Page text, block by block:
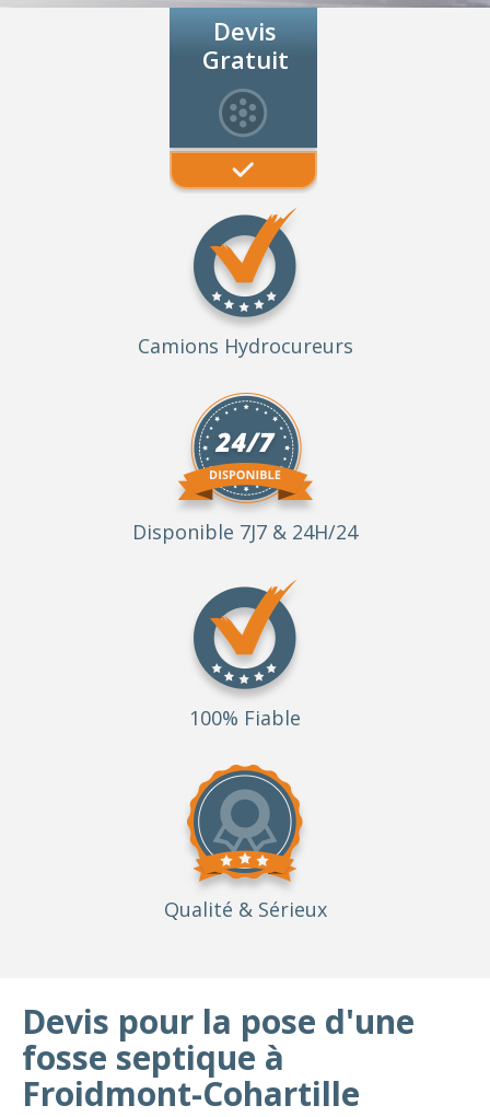
Devis
Gratuit
Camions Hydrocureurs
Disponible 7J7 & 24H/24
100% Fiable
Qualité & Sérieux
Devis pour la pose d'une
fosse septique à
Froidmont-Cohartille